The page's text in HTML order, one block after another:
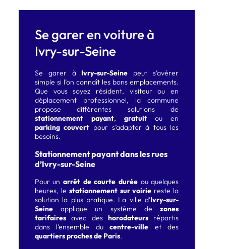
Se garer en voiture à
Ivry-sur-Seine
Se garer à Ivry-sur-Seine peut s’avérer
simple si l’on connaît les bons emplacements.
Que vous soyez résident, visiteur ou en
déplacement professionnel, la commune
propose différentes solutions de
stationnement payant, gratuitou en
parking couvert pour s’adapter à tous les
besoins.
Stationnement payant dans les rues
d’Ivry-sur-Seine
Pour unarrêt de courte duréeou quelques
heures, le stationnement sur voirie reste la
solution la plus pratique. La ville d’Ivry-sur-
Seineapplique un système dezones
tarifairesavec des horodateursrépartis
dans l’ensemble ducentre-ville et des
quartiers proches de Paris.